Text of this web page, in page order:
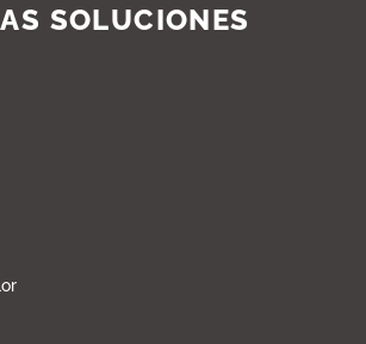
SOLUCIONES